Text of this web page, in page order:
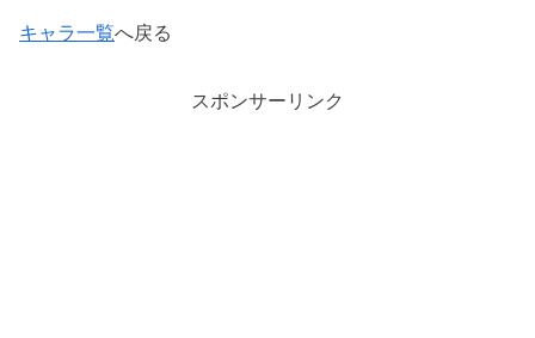
キャラ一覧へ戻る
スポンサーリンク